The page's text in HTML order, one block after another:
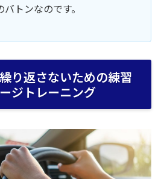
トンなのです。
り返さないための練習
ジトレーニング